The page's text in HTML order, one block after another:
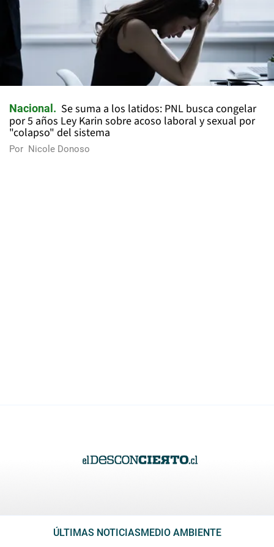
Nacional
Se suma a los latidos: PNL busca congelar
por 5 años Ley Karin sobre acoso laboral y sexual por
"colapso" del sistema
Por Nicole Donoso
ÚLTIMAS NOTICIAS MEDIO AMBIENTE